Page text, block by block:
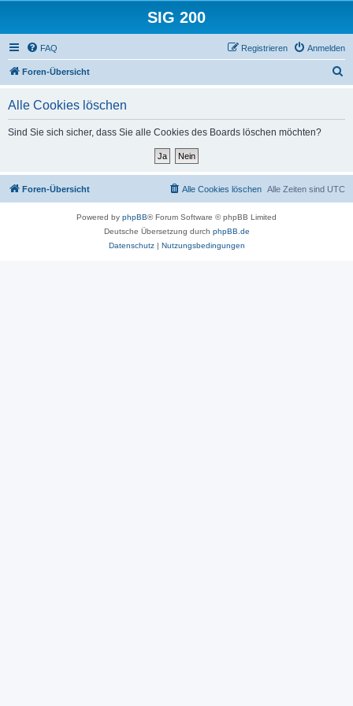
SIG 200
FAQ Anmelden
Registrieren
Foren-Übersicht
Alle Cookies löschen
Sind Sie sich sicher, dass Sie alle Cookies des Boards löschen möchten?
Foren-Übersicht Alle Zeiten sind UTC
Alle Cookies löschen
Powered by phpBB® Forum Software © phpBB Limited
Deutsche Übersetzung durch phpBB.de
Datenschutz| Nutzungsbedingungen